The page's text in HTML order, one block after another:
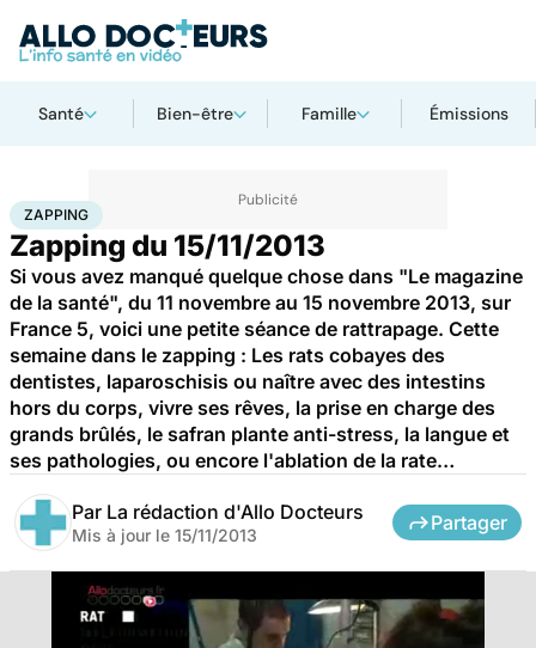
Santé Bien-être Famille Émissions
AccueilSanté
ZAPPING
Zapping du 15/11/2013
Si vous avez manqué quelque chose dans "Le magazine
de la santé", du 11 novembre au 15 novembre 2013, sur
France 5, voici une petite séance de rattrapage. Cette
semaine dans le zapping : Les rats cobayes des
dentistes, laparoschisis ou naître avec des intestins
hors du corps, vivre ses rêves, la prise en charge des
grands brûlés, le safran plante anti-stress, la langue et
ses pathologies, ou encore l'ablation de la rate…
Par La rédaction d'Allo Docteurs
Mis à jour le 15/11/2013
Partager